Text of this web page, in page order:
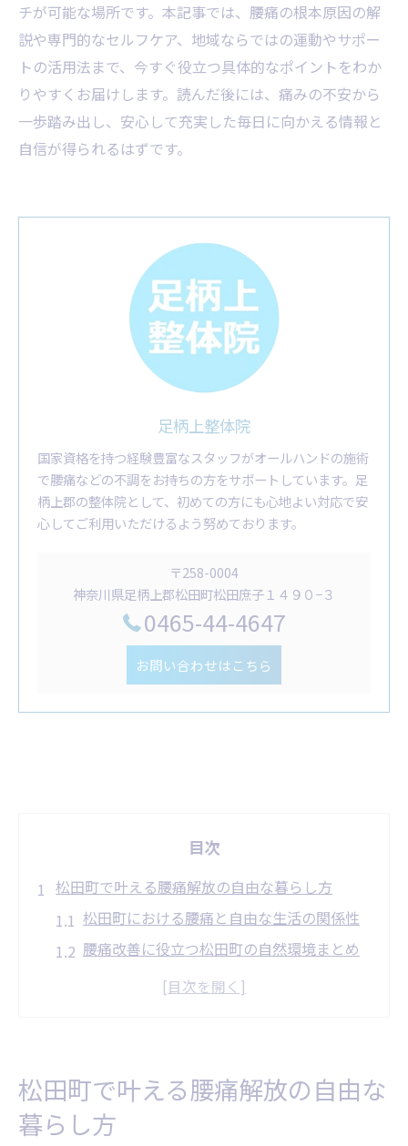
チが可能な場所です。本記事では、腰痛の根本原因の解
説や専門的なセルフケア、地域ならではの運動やサポー
トの活用法まで、今すぐ役立つ具体的なポイントをわか
りやすくお届けします。読んだ後には、痛みの不安から
一歩踏み出し、安心して充実した毎日に向かえる情報と
自信が得られるはずです。
足柄上整体院
国家資格を持つ経験豊富なスタッフがオールハンドの施術
で腰痛などの不調をお持ちの方をサポートしています。足
柄上郡の整体院として、初めての方にも心地よい対応で安
心してご利用いただけるよう努めております。
〒258-0004
神奈川県足柄上郡松田町松田庶子１４９０−３
0465-44-4647
お問い合わせはこちら
目次
松田町で叶える腰痛解放の自由な暮らし方
松田町における腰痛と自由な生活の関係性
腰痛改善に役立つ松田町の自然環境まとめ
腰痛から解放される日常動作のポイント
快適な毎日へ導く腰痛セルフケア法
腰痛改善を支える簡単ストレッチ集
松田町で叶える腰痛解放の自由な
暮らし方